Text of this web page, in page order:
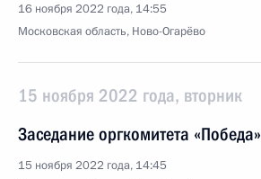
16 ноября 2022 года, 14:55
Московская область, Ново-Огарёво
15 ноября 2022 года, вторник
Заседание оргкомитета «Победа»
15 ноября 2022 года, 14:45